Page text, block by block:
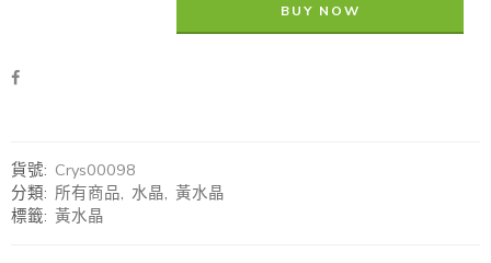
BUY NOW
貨號: Crys00098
分類: 所有商品, 水晶, 黃水晶
標籤: 黃水晶